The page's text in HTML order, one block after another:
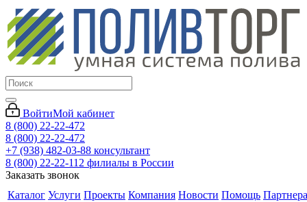
ВойтиМой кабинет
8 (800) 22-22-472
8 (800) 22-22-472
+7 (938) 482-03-88 консультант
8 (800) 22-22-112 филиалы в России
Заказать звонок
Каталог Услуги Проекты Компания Новости Помощь